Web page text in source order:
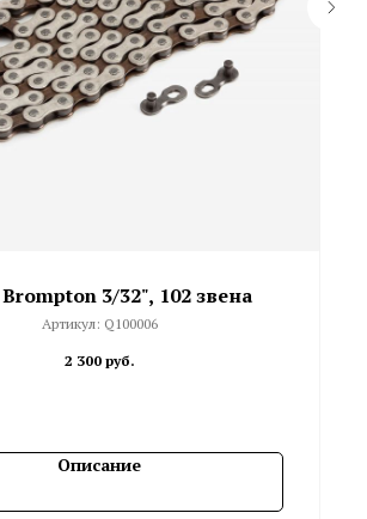
3/32", 102 звена
Артикул: Q100006
2 300 руб.
Описание